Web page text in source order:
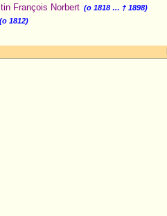
François Norbert (o 1818 … † 1898)
(o 1812)